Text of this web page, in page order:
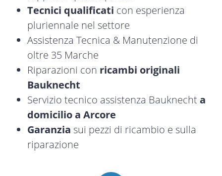
Tecnici qualificati con esperienza
pluriennale nel settore
Assistenza Tecnica & Manutenzione di
oltre 35 Marche
Riparazioni con ricambi originali
Bauknecht
Servizio tecnico assistenza Bauknechta
domicilio a Arcore
Garanzia sui pezzi di ricambio e sulla
riparazione